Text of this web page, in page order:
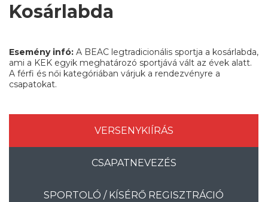
Kosárlabda
Esemény infó: A BEAC legtradicionális sportja a kosárlabda,
ami a KEK egyik meghatározó sportjává vált az évek alatt.
A férfi és női kategóriában várjuk a rendezvényre a
csapatokat.
VERSENYKIÍRÁS
CSAPATNEVEZÉS
SPORTOLÓ / KÍSÉRŐ REGISZTRÁCIÓ